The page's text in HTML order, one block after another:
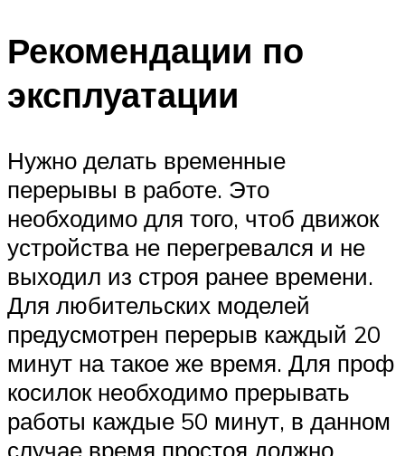
Рекомендации по
эксплуатации
Нужно делать временные
перерывы в работе. Это
необходимо для того, чтоб движок
устройства не перегревался и не
выходил из строя ранее времени.
Для любительских моделей
предусмотрен перерыв каждый 20
минут на такое же время. Для проф
косилок необходимо прерывать
работы каждые 50 минут, в данном
случае время простоя должно